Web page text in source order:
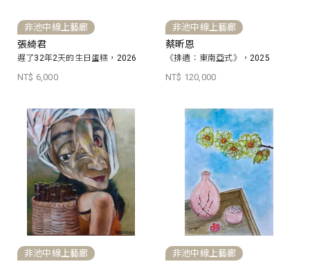
非池中線上藝廊
張綺君
遲了32年2天的生日蛋糕，2026
NT$ 6,000
非池中線上藝廊
蔡昕恩
《排遺：東南亞式》，2025
NT$ 120,000
非池中線上藝廊 非池中線上藝廊